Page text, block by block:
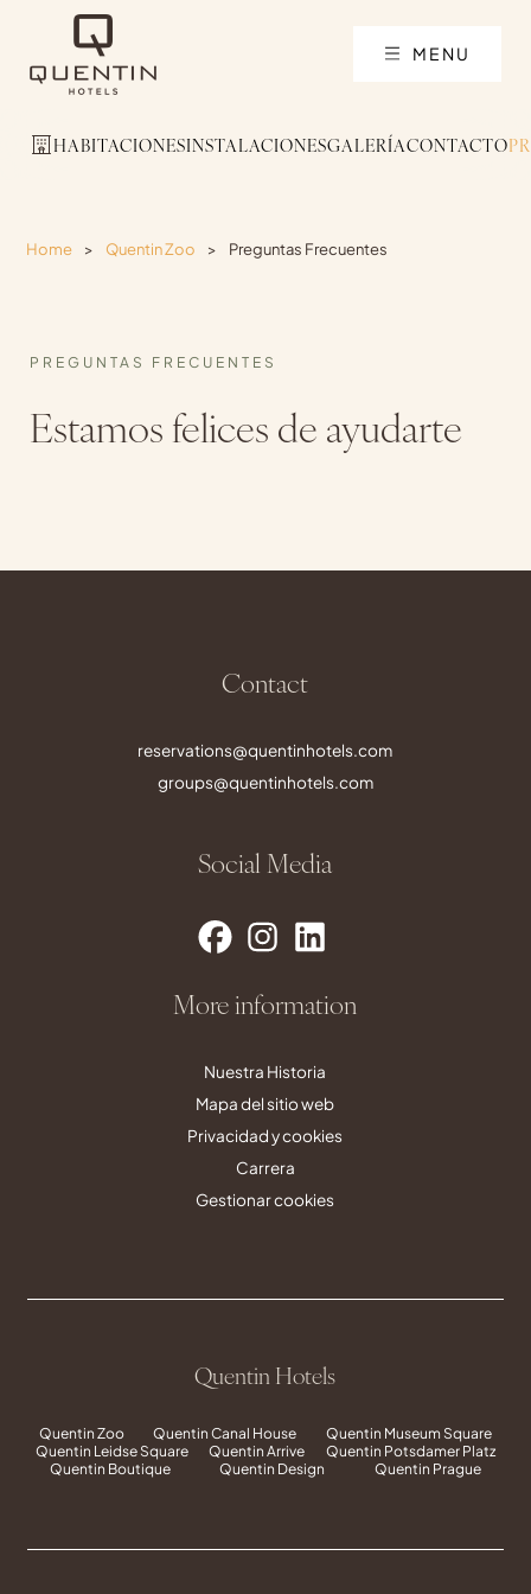
MENU
HABITACIONESINSTALACIONESGALERÍACONTACTO
Home > Quentin Zoo > Preguntas Frecuentes
Estamos felices de ayudarte
PREGUNTAS FRECUENTES
Contact
reservations@quentinhotels.com
groups@quentinhotels.com
Social Media
More information
Nuestra Historia
Mapa del sitio web
Privacidad y cookies
Carrera
Gestionar cookies
Quentin Hotels
Quentin Zoo Quentin Canal House
Quentin Museum Square
Quentin Leidse Square
Quentin Arrive
Quentin Potsdamer Platz
Quentin Boutique
Quentin Design Quentin Prague